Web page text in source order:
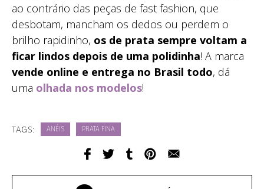
ao contrário das peças de fast fashion, que
desbotam, mancham os dedos ou perdem o
brilho rapidinho, os de prata sempre voltam a
ficar lindos depois de uma polidinha! A marca
vende online e entrega no Brasil todo, dá
uma olhada nos modelos!
TAGS: ANÉIS PRATA FINA